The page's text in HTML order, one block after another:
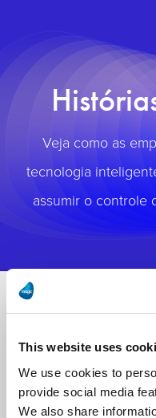
This website uses
We use cookies to
provide social media
We also share
Veja como as
tecnologia
assumir o controle